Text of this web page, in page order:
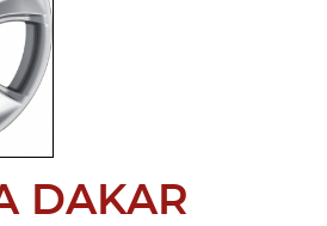
DAKAR